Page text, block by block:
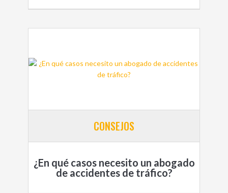
CONSEJOS
¿En qué casos necesito un abogado
de accidentes de tráfico?